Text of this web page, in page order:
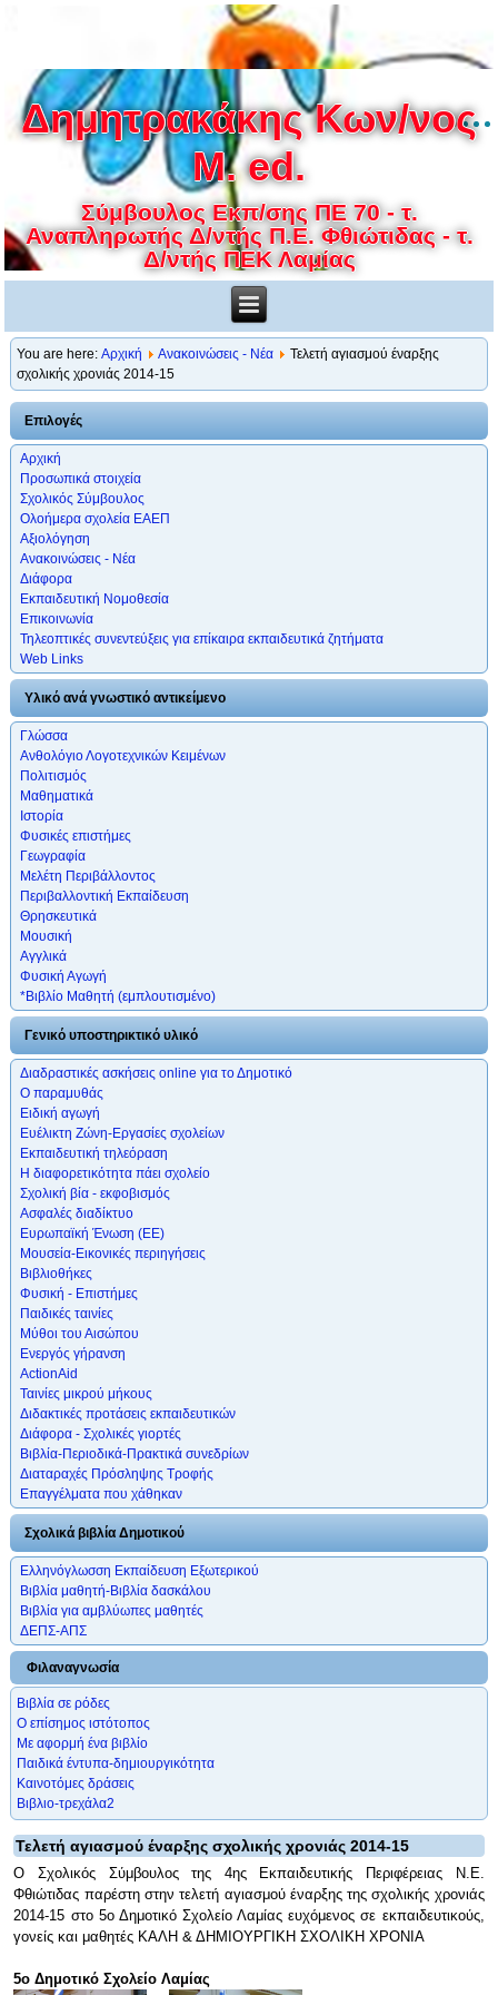
Δημητρακάκης Κων/νος
M. ed.
Σύμβουλος Εκπ/σης ΠΕ 70 - τ.
Αναπληρωτής Δ/ντής Π.Ε. Φθιώτιδας - τ.
Δ/ντής ΠΕΚ Λαμίας
You are here:Αρχική Ανακοινώσεις - Νέα
Τελετή αγιασμού έναρξης
σχολικής χρονιάς 2014-15
Επιλογές
Αρχική
Προσωπικά στοιχεία
Σχολικός Σύμβουλος
Ολοήμερα σχολεία ΕΑΕΠ
Αξιολόγηση
Ανακοινώσεις - Νέα
Διάφορα
Εκπαιδευτική Νομοθεσία
Επικοινωνία
Τηλεοπτικές συνεντεύξεις για επίκαιρα εκπαιδευτικά ζητήματα
Web Links
Υλικό ανά γνωστικό αντικείμενο
Γλώσσα
Ανθολόγιο Λογοτεχνικών Κειμένων
Πολιτισμός
Μαθηματικά
Ιστορία
Φυσικές επιστήμες
Γεωγραφία
Μελέτη Περιβάλλοντος
Περιβαλλοντική Εκπαίδευση
Θρησκευτικά
Μουσική
Αγγλικά
Φυσική Αγωγή
*Βιβλίο Μαθητή (εμπλουτισμένο)
Γενικό υποστηρικτικό υλικό
Διαδραστικές ασκήσεις online για το Δημοτικό
Ο παραμυθάς
Ειδική αγωγή
Ευέλικτη Ζώνη-Εργασίες σχολείων
Εκπαιδευτική τηλεόραση
Η διαφορετικότητα πάει σχολείο
Σχολική βία - εκφοβισμός
Ασφαλές διαδίκτυο
Ευρωπαϊκή Ένωση (ΕΕ)
Μουσεία-Εικονικές περιηγήσεις
Βιβλιοθήκες
Φυσική - Επιστήμες
Παιδικές ταινίες
Μύθοι του Αισώπου
Ενεργός γήρανση
ActionAid
Ταινίες μικρού μήκους
Διδακτικές προτάσεις εκπαιδευτικών
Διάφορα - Σχολικές γιορτές
Βιβλία-Περιοδικά-Πρακτικά συνεδρίων
Διαταραχές Πρόσληψης Τροφής
Επαγγέλματα που χάθηκαν
Σχολικά βιβλία Δημοτικού
Ελληνόγλωσση Εκπαίδευση Εξωτερικού
Βιβλία μαθητή-Βιβλία δασκάλου
Βιβλία για αμβλύωπες μαθητές
ΔΕΠΣ-ΑΠΣ
Φιλαναγνωσία
Βιβλία σε ρόδες
Ο επίσημος ιστότοπος
Με αφορμή ένα βιβλίο
Παιδικά έντυπα-δημιουργικότητα
Καινοτόμες δράσεις
Βιβλιο-τρεχάλα2
Τελετή αγιασμού έναρξης σχολικής χρονιάς 2014-15
Ο Σχολικός Σύμβουλος της 4ης Εκπαιδευτικής Περιφέρειας Ν.Ε.
Φθιώτιδας παρέστη στην τελετή αγιασμού έναρξης της σχολικής χρονιάς
2014-15 στο 5ο Δημοτικό Σχολείο Λαμίας ευχόμενος σε εκπαιδευτικούς,
γονείς και μαθητές ΚΑΛΗ & ΔΗΜΙΟΥΡΓΙΚΗ ΣΧΟΛΙΚΗ ΧΡΟΝΙΑ
5ο Δημοτικό Σχολείο Λαμίας